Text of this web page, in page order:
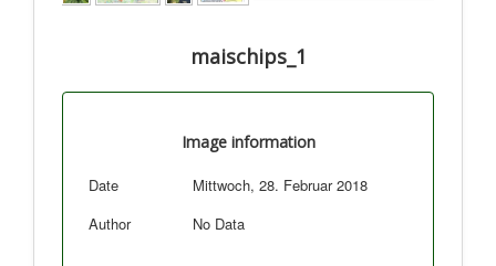
maischips_1
Image information
Date
Mittwoch, 28. Februar 2018
Author
No Data